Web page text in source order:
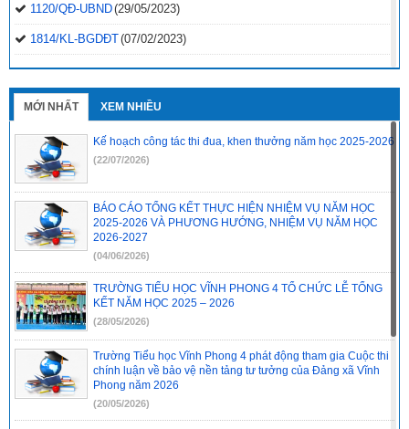
1120/QĐ-UBND(29/05/2023)
1814/KL-BGDĐT(07/02/2023)
2496-QD-UBND(10/10/2022)
2495-QD-UBND (10/10/2022)
888/TB-UBND(31/08/2022)
2397/QĐ-UBND (26/08/2022)
31/2022/NQ-HĐND(16/08/2022)
MỚI NHẤT XEM NHIỀU
Kế hoạch công tác thi đua, khen thưởng năm học 2025-2026
(22/07/2026)
BÁO CÁO TỔNG KẾT THỰC HIỆN NHIỆM VỤ NĂM HỌC
2025-2026 VÀ PHƯƠNG HƯỚNG, NHIỆM VỤ NĂM HỌC
2026-2027
(04/06/2026)
TRƯỜNG TIỂU HỌC VĨNH PHONG 4 TỔ CHỨC LỄ TỔNG
KẾT NĂM HỌC 2025 – 2026
(28/05/2026)
Trường Tiểu học Vĩnh Phong 4 phát động tham gia Cuộc thi
chính luận về bảo vệ nền tảng tư tưởng của Đảng xã Vĩnh
Phong năm 2026
(20/05/2026)